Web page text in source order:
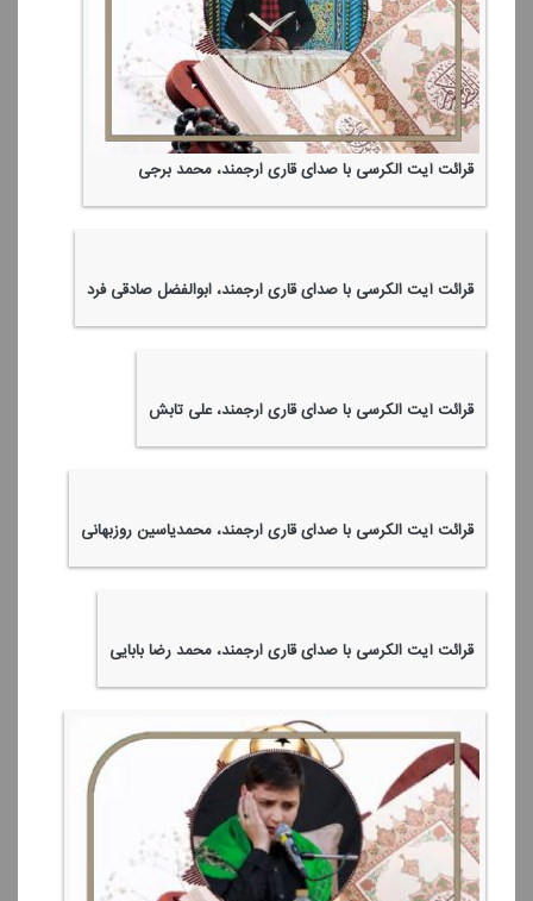
قرائت آیت الكرسی با صدای قاری ارجمند، محمد برجی
قرائت آیت الكرسی با صدای قاری ارجمند، ابوالفضل صادقی فرد
قرائت آیت الكرسی با صدای قاری ارجمند، علی تابش
قرائت آیت الكرسی با صدای قاری ارجمند، محمدیاسین روزبهانی
قرائت آیت الكرسی با صدای قاری ارجمند، محمد رضا بابایی